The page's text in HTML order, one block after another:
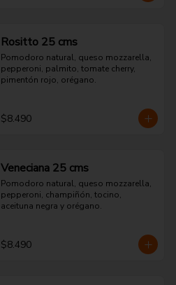
Rositto 25 cms
Pomodoro natural, queso mozzarella,
pepperoni, palmito, tomate cherry,
pimentón rojo, orégano.
$8.490
Veneciana 25 cms
Pomodoro natural, queso mozzarella,
pepperoni, champiñón, tocino,
aceituna negra y orégano.
$8.490